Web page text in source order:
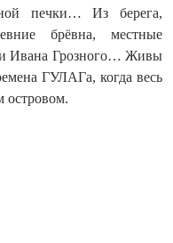
печки… Из берега,
брёвна, местные
Ивана Грозного… Живы
ГУЛАГа, когда весь
островом.